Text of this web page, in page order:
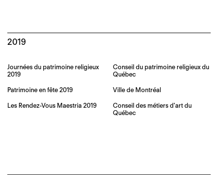
2019
Journées du patrimoine religieux
2019
Conseil du patrimoine religieux du
Québec
Patrimoine en fête 2019 Ville de Montréal
Les Rendez-Vous Maestria 2019
Conseil des métiers d'art du
Québec